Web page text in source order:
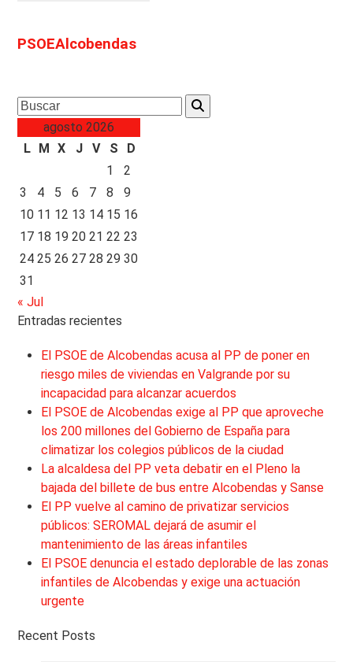
PSOEAlcobendas
Search
agosto 2026
L M X J V S
D
1
2
3
4 5 6 7 8
9
10 11 12 13 14 15 16
17 18 19 20 21 22 23
24 25 26 27 28 29 30
31
« Jul
Entradas recientes
El PSOE de Alcobendas acusa al PP de poner en
riesgo miles de viviendas en Valgrande por su
incapacidad para alcanzar acuerdos
El PSOE de Alcobendas exige al PP que aproveche
los 200 millones del Gobierno de España para
climatizar los colegios públicos de la ciudad
La alcaldesa del PP veta debatir en el Pleno la
bajada del billete de bus entre Alcobendas y Sanse
El PP vuelve al camino de privatizar servicios
públicos: SEROMAL dejará de asumir el
mantenimiento de las áreas infantiles
El PSOE denuncia el estado deplorable de las zonas
infantiles de Alcobendas y exige una actuación
urgente
Recent Posts